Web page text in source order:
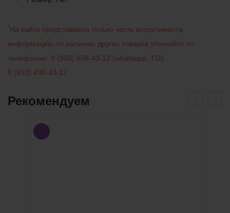
*На сайте представлена только часть ассортимента,
информацию по наличию других товаров уточняйте по
телефонам: 8 (905) 658-43-12 (whatsapp TG)
8 (920) 430-43-12
Рекомендуем